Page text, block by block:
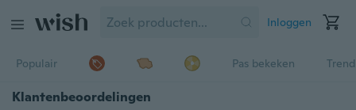
Inloggen
Populair Pas bekeken
Klantenbeoordelingen